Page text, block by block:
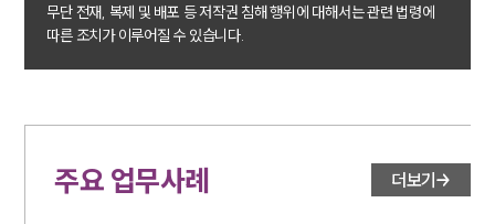
무단 전재, 복제 및 배포 등 저작권 침해 행위에 대해서는 관련 법령에
따른 조치가 이루어질 수 있습니다.
주요 업무사례 더보기